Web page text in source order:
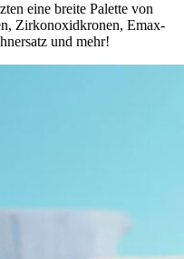
eine breite Palette von
Zirkonoxidkronen, Emax-
und mehr!